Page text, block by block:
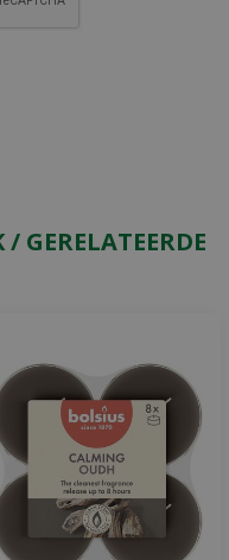
GERELATEERDE